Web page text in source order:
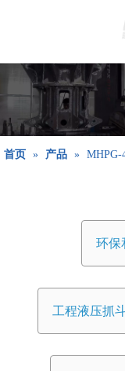
首页 » 产品 »
环保
工程液压抓